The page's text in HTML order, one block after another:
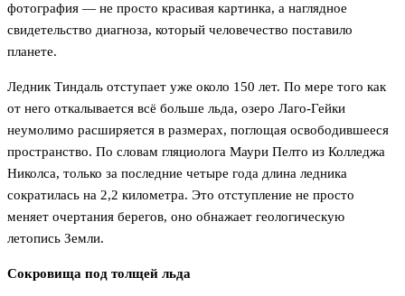
фотография — не просто красивая картинка, а наглядное
свидетельство диагноза, который человечество поставило
планете.
Ледник Тиндаль отступает уже около 150 лет. По мере того как
от него откалывается всё больше льда, озеро Лаго-Гейки
неумолимо расширяется в размерах, поглощая освободившееся
пространство. По словам гляциолога Маури Пелто из Колледжа
Николса, только за последние четыре года длина ледника
сократилась на 2,2 километра. Это отступление не просто
меняет очертания берегов, оно обнажает геологическую
летопись Земли.
Сокровища под толщей льда